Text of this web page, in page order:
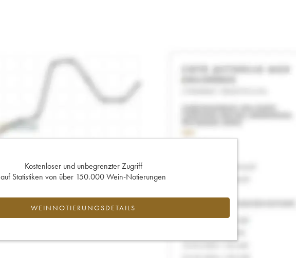
Kostenloser und unbegrenzter Zugriff
auf Statistiken von über 150.000 Wein-Notierungen
WEINNOTIERUNGSDETAILS